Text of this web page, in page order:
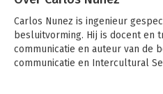
achtergrond en werken als
universiteiten en in het hoger
gevestigd als zelfstandig trainer,
Carlos Nunez is ingenieur
besluitvorming. Hij is docent en
communicatie en auteur van de
communicatie en Intercultural